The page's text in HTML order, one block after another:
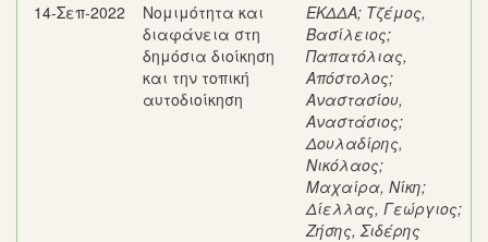
14-Σεπ-2022
Νομιμότητα και
διαφάνεια στη
δημόσια διοίκηση
και την τοπική
αυτοδιοίκηση
ΕΚΔΔΑ; Τζέμος,
Βασίλειος;
Παπατόλιας,
Απόστολος;
Αναστασίου,
Αναστάσιος;
Δουλαδίρης,
Νικόλαος;
Μαχαίρα, Νίκη;
Δίελλας, Γεώργιος;
Ζήσης, Σιδέρης